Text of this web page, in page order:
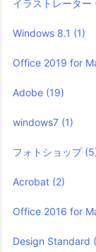
イラストレーター
Windows 8.1 (1)
Office 2019 for
Adobe (19)
windows7 (1)
フォトショップ
Acrobat (2)
Office 2016 for
Design Standard